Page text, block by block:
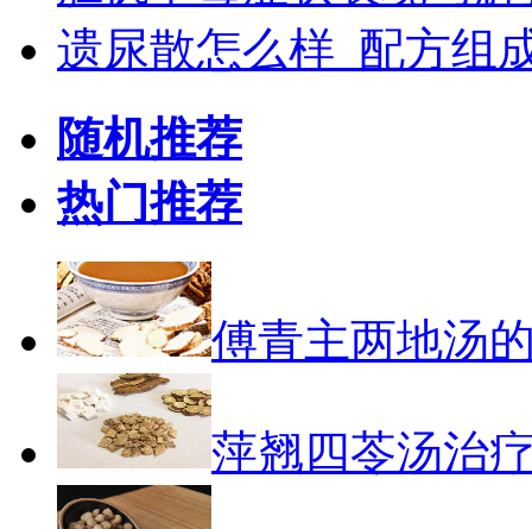
遗尿散怎么样_配方组
随机推荐
热门推荐
傅青主两地汤
萍翘四苓汤治